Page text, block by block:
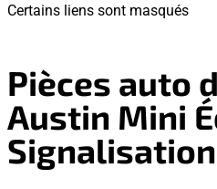
Certains liens sont masqués
Pièces auto
Austin Mini
Signalisation